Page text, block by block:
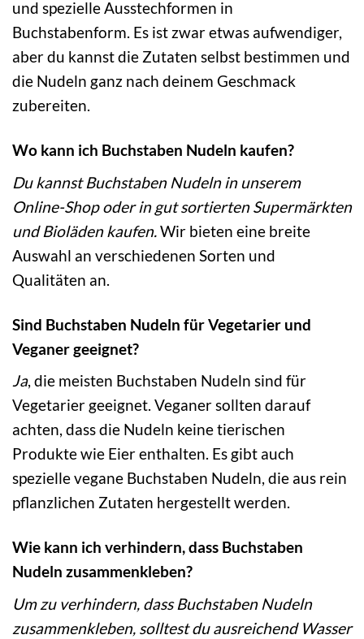
und spezielle Ausstechformen in
Buchstabenform. Es ist zwar etwas aufwendiger,
aber du kannst die Zutaten selbst bestimmen und
die Nudeln ganz nach deinem Geschmack
zubereiten.
Wo kann ich Buchstaben Nudeln kaufen?
Du kannst Buchstaben Nudeln in unserem
Online-Shop oder in gut sortierten Supermärkten
und Bioläden kaufen.Wir bieten eine breite
Auswahl an verschiedenen Sorten und
Qualitäten an.
Sind Buchstaben Nudeln für Vegetarier und
Veganer geeignet?
Ja, die meisten Buchstaben Nudeln sind für
Vegetarier geeignet. Veganer sollten darauf
achten, dass die Nudeln keine tierischen
Produkte wie Eier enthalten. Es gibt auch
spezielle vegane Buchstaben Nudeln, die aus rein
pflanzlichen Zutaten hergestellt werden.
Wie kann ich verhindern, dass Buchstaben
Nudeln zusammenkleben?
Um zu verhindern, dass Buchstaben Nudeln
zusammenkleben, solltest du ausreichend Wasser